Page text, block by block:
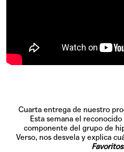
Cuarta entrega de nuestro
Esta semana el
componente del grupo de
Verso, nos desvela y explica
Favoritos